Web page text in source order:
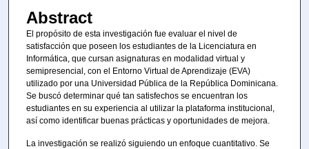
Abstract
El propósito de esta investigación fue evaluar el nivel de
satisfacción que poseen los estudiantes de la Licenciatura en
Informática, que cursan asignaturas en modalidad virtual y
semipresencial, con el Entorno Virtual de Aprendizaje (EVA)
utilizado por una Universidad Pública de la República Dominicana.
Se buscó determinar qué tan satisfechos se encuentran los
estudiantes en su experiencia al utilizar la plataforma institucional,
así como identificar buenas prácticas y oportunidades de mejora.
La investigación se realizó siguiendo un enfoque cuantitativo. Se